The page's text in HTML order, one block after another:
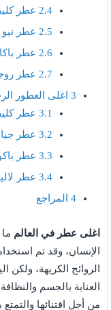
2.4 عطر
2.5 عطر نيو
2.6 عطر
2.7 عطر
3 اغلى العطور
3.1 عطر
3.2 عطر
3.3 عطر
3.4 عطر
4 المراجع
اغلى عطر في العالم
الإنسان، وقد تم
الروائح الكريهة،
العناية بالجسم
من أجل اقتنائها